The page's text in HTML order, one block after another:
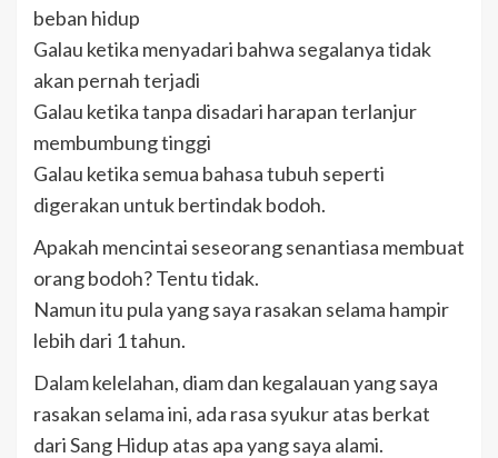
beban hidup
Galau ketika menyadari bahwa segalanya tidak
akan pernah terjadi
Galau ketika tanpa disadari harapan terlanjur
membumbung tinggi
Galau ketika semua bahasa tubuh seperti
digerakan untuk bertindak bodoh.
Apakah mencintai seseorang senantiasa membuat
orang bodoh? Tentu tidak.
Namun itu pula yang saya rasakan selama hampir
lebih dari 1 tahun.
Dalam kelelahan, diam dan kegalauan yang saya
rasakan selama ini, ada rasa syukur atas berkat
dari Sang Hidup atas apa yang saya alami.